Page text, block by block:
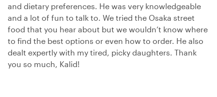
and dietary preferences. He was very knowledgeable
and a lot of fun to talk to. We tried the Osaka street
food that you hear about but we wouldn’t know where
to find the best options or even how to order. He also
dealt expertly with my tired, picky daughters. Thank
you so much, Kalid!